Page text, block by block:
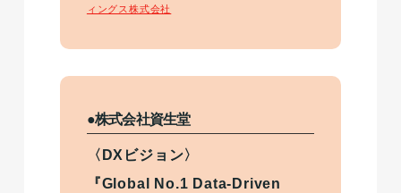
ィングス株式会社
●株式会社資生堂
〈DXビジョン〉
『Global No.1 Data-Driven